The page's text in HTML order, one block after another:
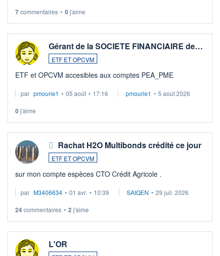
7commentaires • 0j'aime
Gérant de la SOCIETE FINANCIAIRE de…
ETF ET OPCVM
ETF et OPCVM accesibles aux comptes PEA_PME
par pmourie1 • 05 août • 17:16 pmourie1 • 5 août 2026
0j'aime
Rachat H2O Multibonds crédité ce jour
ETF ET OPCVM
sur mon compte espèces CTO Crédit Agricole .
par M3406634 • 01 avr. • 10:39 SAIQEN • 29 juil. 2026
24commentaires • 2 j'aime
L'OR